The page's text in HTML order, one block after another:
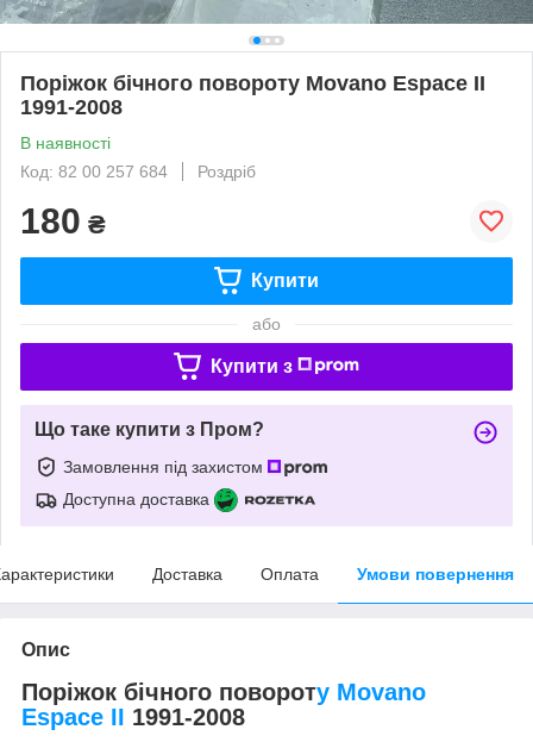
Поріжок бічного повороту Movano Espace II
1991-2008
В наявності
Код: 82 00 257 684
Роздріб
180 ₴
Купити
або
Купити з
Що таке купити з Пром?
Замовлення під захистом
Доступна доставка
Доставка Оплата Умови повернення
Опис
Поріжок бічного повороту Movano
Espace II 1991-2008